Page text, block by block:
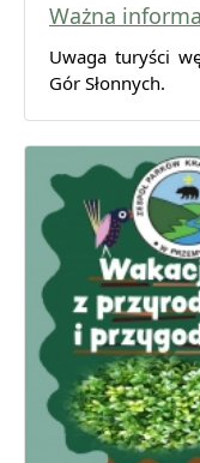
Ważna
Uwaga turyści
Gór Słonnych.